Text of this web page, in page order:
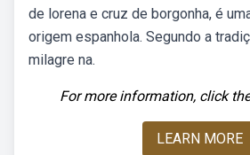
de lorena e cruz de borgonha, é
origem espanhola. Segundo a
milagre na.
For more information, click
LEARN MORE